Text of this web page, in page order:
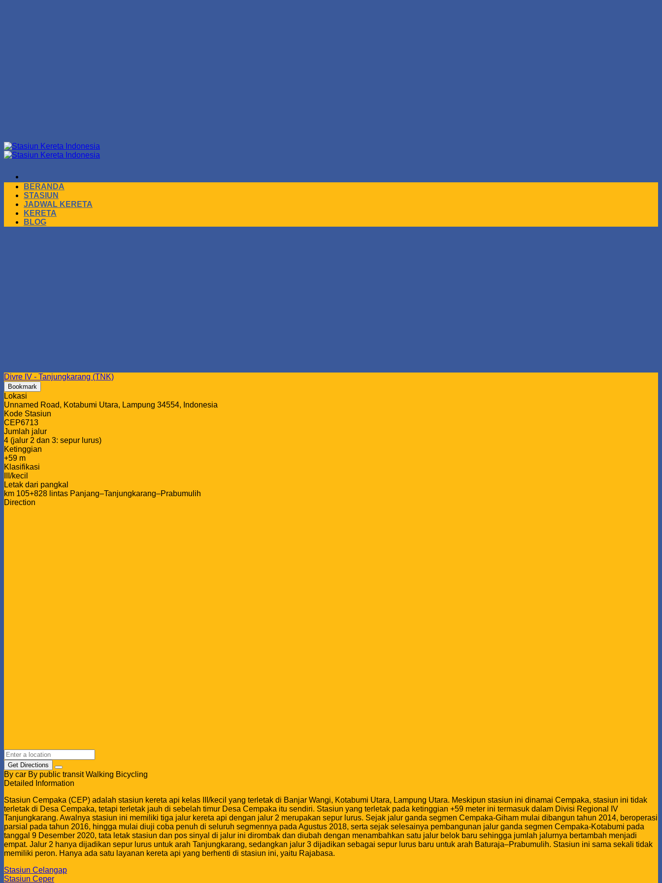
Skip
to
BERANDA
STASIUN
JADWAL KERETA
KERETA
BLOG
Divre IV - Tanjungkarang (TNK)
Bookmark
Lokasi
Unnamed Road, Kotabumi Utara, Lampung 34554, Indonesia
Kode Stasiun
CEP6713
Jumlah jalur
4 (jalur 2 dan 3: sepur lurus)
Ketinggian
+59 m
Klasifikasi
III/kecil
Letak dari pangkal
km 105+828 lintas Panjang–Tanjungkarang–Prabumulih
Direction
Get Directions
By car By public transit Walking Bicycling
Detailed Information
Stasiun Cempaka (CEP) adalah stasiun kereta api kelas III/kecil yang terletak di Banjar Wangi, Kotabumi Utara, Lampung Utara. Meskipun stasiun ini dinamai Cempaka, stasiun ini tidak
terletak di Desa Cempaka, tetapi terletak jauh di sebelah timur Desa Cempaka itu sendiri. Stasiun yang terletak pada ketinggian +59 meter ini termasuk dalam Divisi Regional IV
Tanjungkarang. Awalnya stasiun ini memiliki tiga jalur kereta api dengan jalur 2 merupakan sepur lurus. Sejak jalur ganda segmen Cempaka-Giham mulai dibangun tahun 2014, beroperasi
parsial pada tahun 2016, hingga mulai diuji coba penuh di seluruh segmennya pada Agustus 2018, serta sejak selesainya pembangunan jalur ganda segmen Cempaka-Kotabumi pada
tanggal 9 Desember 2020, tata letak stasiun dan pos sinyal di jalur ini dirombak dan diubah dengan menambahkan satu jalur belok baru sehingga jumlah jalurnya bertambah menjadi
empat. Jalur 2 hanya dijadikan sepur lurus untuk arah Tanjungkarang, sedangkan jalur 3 dijadikan sebagai sepur lurus baru untuk arah Baturaja–Prabumulih. Stasiun ini sama sekali tidak
memiliki peron. Hanya ada satu layanan kereta api yang berhenti di stasiun ini, yaitu Rajabasa.
Stasiun Celangap
Stasiun Ceper